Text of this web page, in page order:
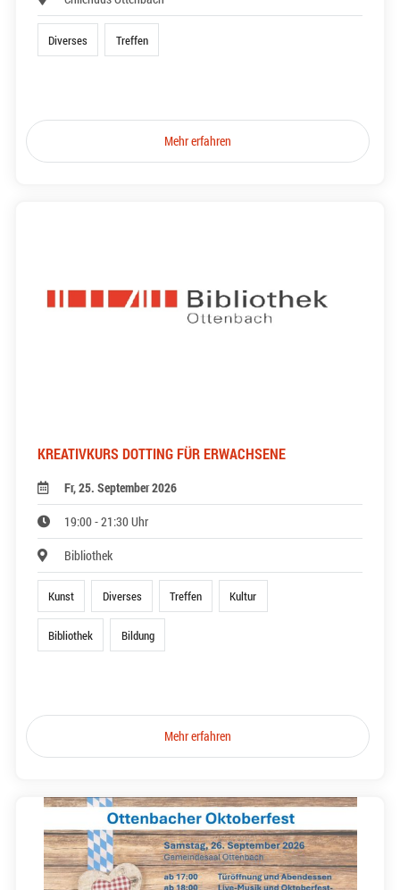
Diverses Treffen
Mehr erfahren
KREATIVKURS DOTTING FÜR ERWACHSENE
Fr, 25. September 2026
19:00 - 21:30 Uhr
Bibliothek
Kunst Diverses Treffen Kultur
Bibliothek Bildung
Mehr erfahren